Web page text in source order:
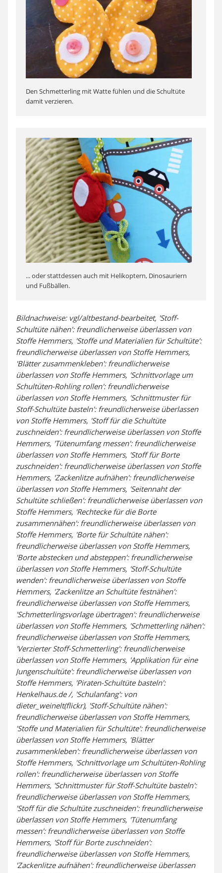
Den Schmetterling mit Watte fühlen und die Schultüte
damit verzieren.
... oder stattdessen auch mit Helikoptern, Dinosauriern
und Fußbällen.
Bildnachweise: vgl/altbestand-bearbeitet, 'Stoff-
Schultüte nähen': freundlicherweise überlassen von
Stoffe Hemmers, 'Stoffe und Materialien für Schultüte':
freundlicherweise überlassen von Stoffe Hemmers,
'Blätter zusammenkleben': freundlicherweise
überlassen von Stoffe Hemmers, 'Schnittvorlage um
Schultüten-Rohling rollen': freundlicherweise
überlassen von Stoffe Hemmers, 'Schnittmuster für
Stoff-Schultüte basteln': freundlicherweise überlassen
von Stoffe Hemmers, 'Stoff für die Schultüte
zuschneiden': freundlicherweise überlassen von Stoffe
Hemmers, 'Tütenumfang messen': freundlicherweise
überlassen von Stoffe Hemmers, 'Stoff für Borte
zuschneiden': freundlicherweise überlassen von Stoffe
Hemmers, 'Zackenlitze aufnähen': freundlicherweise
überlassen von Stoffe Hemmers, 'Seitennaht der
Schultüte schließen': freundlicherweise überlassen von
Stoffe Hemmers, 'Rechtecke für die Borte
zusammennähen': freundlicherweise überlassen von
Stoffe Hemmers, 'Borte für Schultüte nähen':
freundlicherweise überlassen von Stoffe Hemmers,
'Borte abstecken und absteppen': freundlicherweise
überlassen von Stoffe Hemmers, 'Stoff-Schultüte
wenden': freundlicherweise überlassen von Stoffe
Hemmers, 'Zackenlitze an Schultüte festnähen':
freundlicherweise überlassen von Stoffe Hemmers,
'Schmetterlingsvorlage übertragen': freundlicherweise
überlassen von Stoffe Hemmers, 'Schmetterling nähen':
freundlicherweise überlassen von Stoffe Hemmers,
'Verzierter Stoff-Schmetterling': freundlicherweise
überlassen von Stoffe Hemmers, 'Applikation für eine
Jungenschultüte': freundlicherweise überlassen von
Stoffe Hemmers, 'Piraten-Schultüte basteln':
Henkelhaus.de /, 'Schulanfang': von
dieter_weinelt(flickr), 'Stoff-Schultüte nähen':
freundlicherweise überlassen von Stoffe Hemmers,
'Stoffe und Materialien für Schultüte': freundlicherweise
überlassen von Stoffe Hemmers, 'Blätter
zusammenkleben': freundlicherweise überlassen von
Stoffe Hemmers, 'Schnittvorlage um Schultüten-Rohling
rollen': freundlicherweise überlassen von Stoffe
Hemmers, 'Schnittmuster für Stoff-Schultüte basteln':
freundlicherweise überlassen von Stoffe Hemmers,
'Stoff für die Schultüte zuschneiden': freundlicherweise
überlassen von Stoffe Hemmers, 'Tütenumfang
messen': freundlicherweise überlassen von Stoffe
Hemmers, 'Stoff für Borte zuschneiden':
freundlicherweise überlassen von Stoffe Hemmers,
'Zackenlitze aufnähen': freundlicherweise überlassen